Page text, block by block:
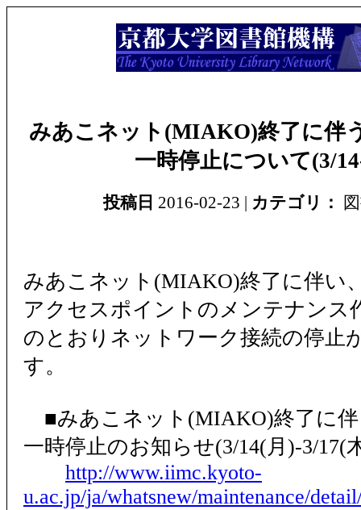
みあこネット(MIAKO)終了に伴
一時停止について(3/
投稿日 2016-02-23 | カテゴリ：
みあこネット(MIAKO)終了に伴い
アクセスポイントのメンテナンス
のとおりネットワーク接続の停止
す。
■みあこネット(MIAKO)終了に
一時停止のお知らせ(3/14(月)-3/17(
http://www.iimc.kyoto-
u.ac.jp/ja/whatsnew/maintenance/